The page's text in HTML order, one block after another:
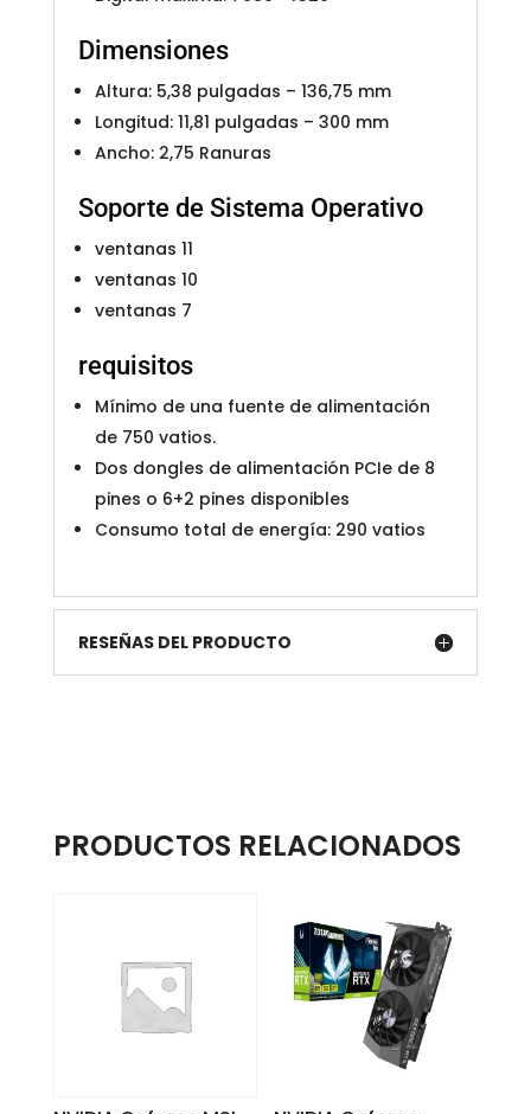
Dimensiones
Altura: 5,38 pulgadas – 136,75 mm
Longitud: 11,81 pulgadas – 300 mm
Ancho: 2,75 Ranuras
Soporte de Sistema Operativo
ventanas 11
ventanas 10
ventanas 7
requisitos
Mínimo de una fuente de alimentación
de 750 vatios.
Dos dongles de alimentación PCIe de 8
pines o 6+2 pines disponibles
Consumo total de energía: 290 vatios
RESEÑAS DEL PRODUCTO
PRODUCTOS RELACIONADOS